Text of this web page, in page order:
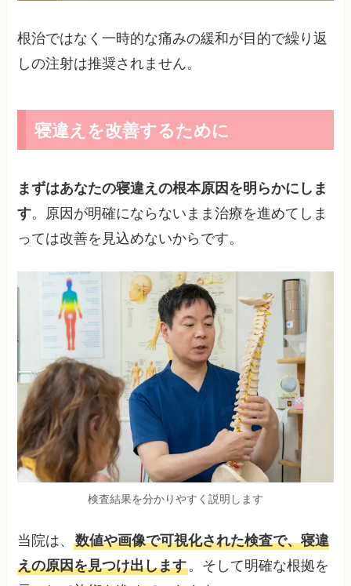
根治ではなく一時的な痛みの緩和が目的で繰り返
しの注射は推奨されません。
寝違えを改善するために
まずはあなたの寝違えの根本原因を明らかにしま
す。原因が明確にならないまま治療を進めてしま
っては改善を見込めないからです。
検査結果を分かりやすく説明します
当院は、数値や画像で可視化された検査で、寝違
えの原因を見つけ出します。そして明確な根拠を